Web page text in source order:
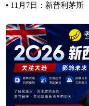
• 11月7日：新普利茅斯